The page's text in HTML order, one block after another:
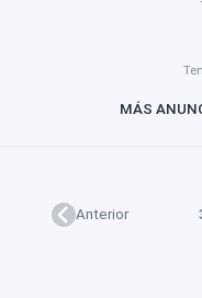
MÁS
Anterior